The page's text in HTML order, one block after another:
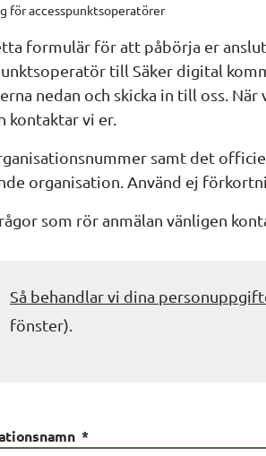
för accesspunktsoperatörer
formulär för att påbörja er
till Säker digital
nedan och skicka in till oss.
kontaktar vi er.
samt det
organisation. Använd ej
som rör anmälan vänligen
Så behandlar vi dina
fönster).
*(obligatorisk)